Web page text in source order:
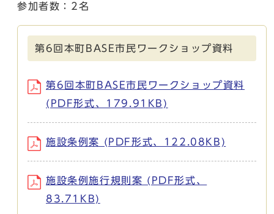
参加者数：2名
第6回本町BASE市民ワークショップ資料
第6回本町BASE市民ワークショップ資料
(PDF形式、179.91KB)
施設条例案 (PDF形式、122.08KB)
施設条例施行規則案 (PDF形式、
83.71KB)